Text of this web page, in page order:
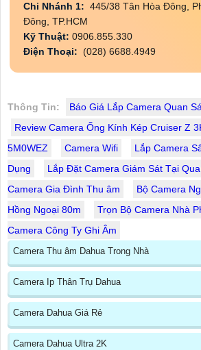
Chi Nhánh 1: 445/38 Tân Hòa Đông,
Đông, TP.HCM
Kỹ Thuật: 0906.855.330
Điện Thoại: (028) 6688.4949
Thông Tin:
Báo Giá Lắp Camera Quan
Review Camera Ống Kính Kép Cruiser Z
5M0WEZ
Camera Wifi
Lắp Camera
Dụng
Lắp Đặt Camera Giám Sát Tại
Camera Gia Đình Thu âm
Bộ Camera
Hồng Ngoại 80m
Trọn Bộ Camera Nhà
Camera Công Ty Ghi Âm
Camera Thu âm Dahua Trong Nhà
Camera Ip Thân Trụ Dahua
Camera Dahua Giá Rẻ
Camera Dahua Ultra 2K